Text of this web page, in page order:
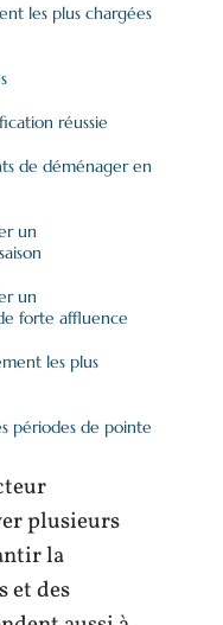
les plus chargées
réussie
de déménager en
un
un
forte affluence
les plus
périodes de pointe
plusieurs
la
et des